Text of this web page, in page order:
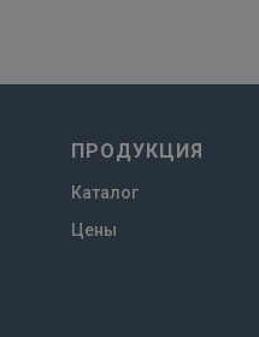
ПРОДУКЦИЯ
Каталог
Цены